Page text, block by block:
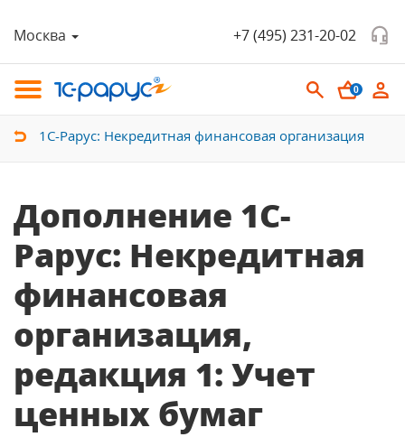
Москва +7 (495) 231-20-02
0
1С-Рарус: Некредитная финансовая организация
Дополнение 1С-
Рарус: Некредитная
финансовая
организация,
редакция 1: Учет
ценных бумаг